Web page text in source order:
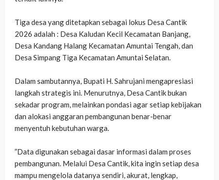
‎Tiga desa yang ditetapkan sebagai lokus Desa Cantik
2026 adalah : Desa Kaludan Kecil Kecamatan Banjang,
Desa Kandang Halang Kecamatan Amuntai Tengah, dan
‎​Desa Simpang Tiga Kecamatan Amuntai Selatan.
‎Dalam sambutannya, Bupati H. Sahrujani mengapresiasi
langkah strategis ini. Menurutnya, Desa Cantik bukan
sekadar program, melainkan pondasi agar setiap kebijakan
dan alokasi anggaran pembangunan benar-benar
menyentuh kebutuhan warga.
‎”Data digunakan sebagai dasar informasi dalam proses
pembangunan. Melalui Desa Cantik, kita ingin setiap desa
mampu mengelola datanya sendiri, akurat, lengkap,